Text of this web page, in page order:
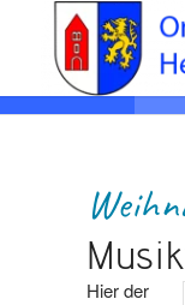
Hier der